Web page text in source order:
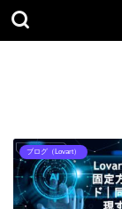
ブログ（Lovart）